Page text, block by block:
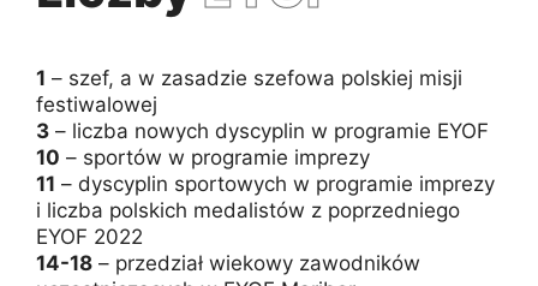
1 – szef, a w zasadzie szefowa polskiej misji
festiwalowej
3 – liczba nowych dyscyplin w programie EYOF
10 – sportów w programie imprezy
11 – dyscyplin sportowych w programie imprezy
i liczba polskich medalistów z poprzedniego
EYOF 2022
14-18 – przedział wiekowy zawodników